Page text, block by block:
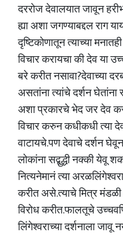
दररोज देवालयात जावून
ह्या अशा जगण्याबद्दल राग
दृष्टिकोणातून त्याच्या
विचार करायचा की देव या
बरे करीत नसावा?देवाच्या
असतांना त्यांचे दर्शन
अशा प्रकारचे भेद जर देव
विचार करुन कधीकधी त्या
वाटायचे.पण देवाचे दर्शन
लोकांना सद्बुद्धी नक्की येवू
नित्यनेमानं त्या
करीत असे.त्याचे मित्र मंडळी
विरोध करीत.फालतूचे
लिंगेश्वराच्या दर्शनाला